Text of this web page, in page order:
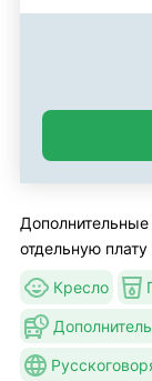
отдельную
Кресло